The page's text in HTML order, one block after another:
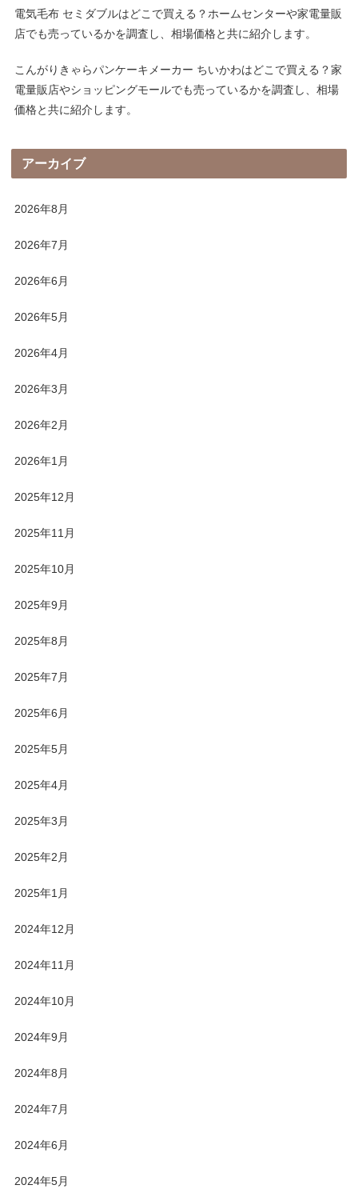
電気毛布 セミダブルはどこで買える？ホームセンターや家電量販
店でも売っているかを調査し、相場価格と共に紹介します。
こんがりきゃらパンケーキメーカー ちいかわはどこで買える？家
電量販店やショッピングモールでも売っているかを調査し、相場
価格と共に紹介します。
アーカイブ
2026年8月
2026年7月
2026年6月
2026年5月
2026年4月
2026年3月
2026年2月
2026年1月
2025年12月
2025年11月
2025年10月
2025年9月
2025年8月
2025年7月
2025年6月
2025年5月
2025年4月
2025年3月
2025年2月
2025年1月
2024年12月
2024年11月
2024年10月
2024年9月
2024年8月
2024年7月
2024年6月
2024年5月